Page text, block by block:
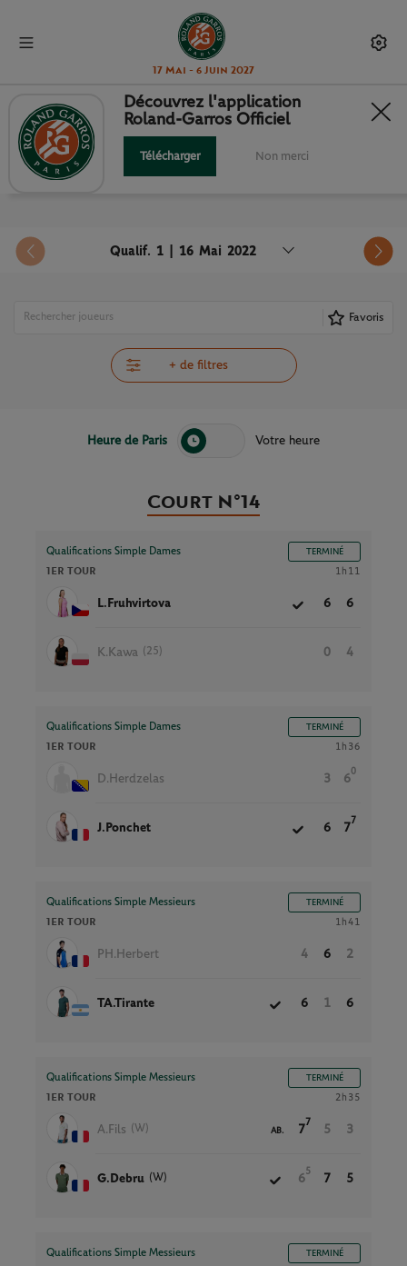
17 Mai - 6 Juin 2027
PROGRAMME
Qualif. 1 | 16 Mai 2022
Favoris
+ de filtres
Heure de Paris Votre heure
Court N°14
Qualifications Simple Dames TERMINÉ
1ER TOUR 1h11
L.Fruhvirtova 6 6
K.Kawa (25) 0 4
Qualifications Simple Dames TERMINÉ
1ER TOUR 1h36
D.Herdzelas 3 6
0
J.Ponchet 6 7
7
Qualifications Simple Messieurs TERMINÉ
1ER TOUR 1h41
PH.Herbert 4 6 2
TA.Tirante 6 1 6
Qualifications Simple Messieurs TERMINÉ
1ER TOUR 2h35
A.Fils (W) AB. 7
7
5 3
G.Debru (W) 6
5
7 5
Qualifications Simple Messieurs TERMINÉ
Découvrez l'application
Roland-Garros Officiel
Télécharger Non merci